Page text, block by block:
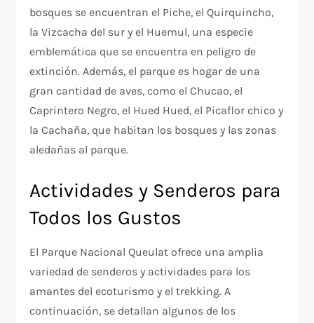
bosques se encuentran el Piche, el Quirquincho,
la Vizcacha del sur y el Huemul, una especie
emblemática que se encuentra en peligro de
extinción. Además, el parque es hogar de una
gran cantidad de aves, como el Chucao, el
Caprintero Negro, el Hued Hued, el Picaflor chico y
la Cachaña, que habitan los bosques y las zonas
aledañas al parque.
Actividades y Senderos para
Todos los Gustos
El Parque Nacional Queulat ofrece una amplia
variedad de senderos y actividades para los
amantes del ecoturismo y el trekking. A
continuación, se detallan algunos de los